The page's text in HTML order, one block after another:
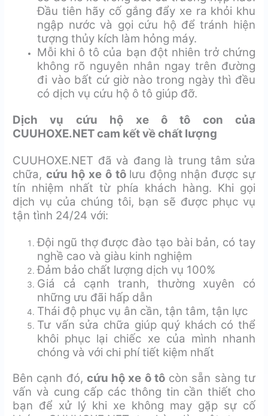
Đầu tiên hãy cố gắng đẩy xe ra khỏi khu
ngập nước và gọi cứu hộ để tránh hiện
tượng thủy kích làm hỏng máy.
Mỗi khi ô tô của bạn đột nhiên trở chứng
không rõ nguyên nhân ngay trên đường
đi vào bất cứ giờ nào trong ngày thì đều
có dịch vụ cứu hộ ô tô giúp đỡ.
Dịch vụ cứu hộ xe ô tô con của
CUUHOXE.NET cam kết về chất lượng
CUUHOXE.NET đã và đang là trung tâm sửa
chữa, cứu hộ xe ô tô lưu động nhận được sự
tín nhiệm nhất từ phía khách hàng. Khi gọi
dịch vụ của chúng tôi, bạn sẽ được phục vụ
tận tình 24/24 với:
Đội ngũ thợ được đào tạo bài bản, có tay
nghề cao và giàu kinh nghiệm
Đảm bảo chất lượng dịch vụ 100%
Giá cả cạnh tranh, thường xuyên có
những ưu đãi hấp dẫn
Thái độ phục vụ ân cần, tận tâm, tận lực
Tư vấn sửa chữa giúp quý khách có thể
khôi phục lại chiếc xe của mình nhanh
chóng và với chi phí tiết kiệm nhất
Bên cạnh đó, cứu hộ xe ô tôcòn sẵn sàng tư
vấn và cung cấp các thông tin cần thiết cho
bạn để xử lý khi xe không may gặp sự cố